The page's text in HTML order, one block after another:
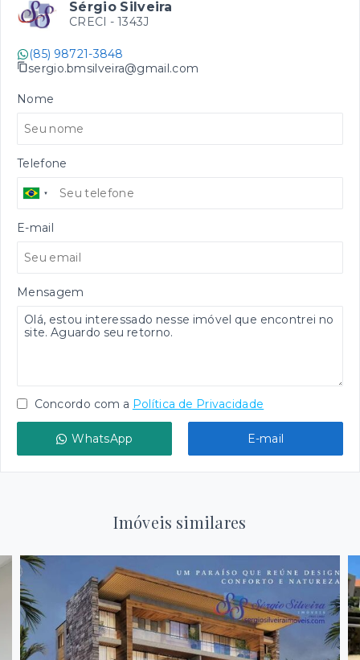
Sérgio Silveira
CRECI - 1343J
(85) 98721-3848
sergio.bmsilveira@gmail.com
Nome
Telefone
E-mail
Mensagem
Concordo com a Política de Privacidade
WhatsApp E-mail
Imóveis similares